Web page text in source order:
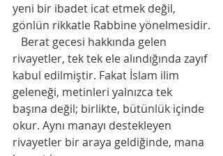
yeni bir ibadet icat etmek değil,
gönlün rikkatle Rabbine yönelmesidir.
Berat gecesi hakkında gelen
rivayetler, tek tek ele alındığında zayıf
kabul edilmiştir. Fakat İslam ilim
geleneği, metinleri yalnızca tek
başına değil; birlikte, bütünlük içinde
okur. Aynı manayı destekleyen
rivayetler bir araya geldiğinde, mana